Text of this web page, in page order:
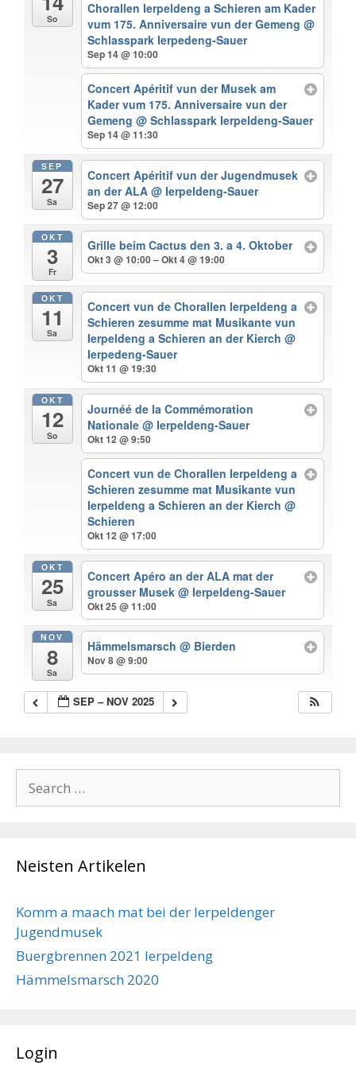
So
Chorallen Ierpeldeng a Schieren am Kader
vum 175. Anniversaire vun der Gemeng@
Schlasspark Ierpedeng-Sauer
Sep 14 @ 10:00
Concert Apéritif vun der Musek am
Kader vum 175. Anniversaire vun der
Gemeng@ Schlasspark Ierpeldeng-Sauer
Sep 14 @ 11:30
SEP
27
Sa
Concert Apéritif vun der Jugendmusek
an der ALA@ Ierpeldeng-Sauer
Sep 27 @ 12:00
OKT
3
Fr
Grille beim Cactus den 3. a 4. Oktober
Okt 3 @ 10:00 – Okt 4 @ 19:00
OKT
11
Sa
Concert vun de Chorallen Ierpeldeng a
Schieren zesumme mat Musikante vun
Ierpeldeng a Schieren an der Kierch@
Ierpedeng-Sauer
Okt 11 @ 19:30
OKT
12
So
Journéé de la Commémoration
Nationale@ Ierpeldeng-Sauer
Okt 12 @ 9:50
Concert vun de Chorallen Ierpeldeng a
Schieren zesumme mat Musikante vun
Ierpeldeng a Schieren an der Kierch@
Schieren
Okt 12 @ 17:00
OKT
25
Sa
Concert Apéro an der ALA mat der
grousser Musek@ Ierpeldeng-Sauer
Okt 25 @ 11:00
NOV
8
Sa
Hämmelsmarsch@ Bierden
Nov 8 @ 9:00
SEP – NOV 2025
for:
Neisten Artikelen
Komm a maach mat bei der Ierpeldenger
Jugendmusek
Buergbrennen 2021 Ierpeldeng
Hämmelsmarsch 2020
Login